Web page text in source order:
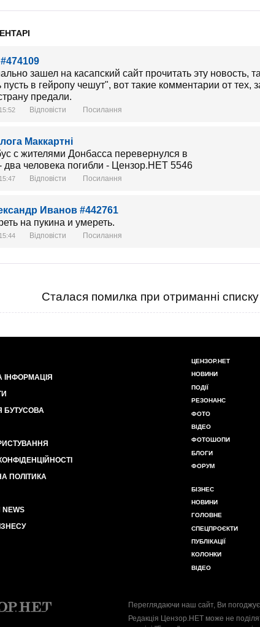
зашел на касапский сайт прочитать эту новость,
пусть в гейропу чешут", вот такие комментарии от тех,
предали.
Відповісти Посилання
Маккартні
Відповісти Посилання
Иванов #442761
на пукина и умереть.
Відповісти Посилання
Сталася помилка при отриманні списку
ІНФОРМАЦІЯ
БУТУСОВА
ПОЛІТИКА
NEWS
ЦЕНЗОР.НЕТ
НОВИНИ
ПОДІЇ
РЕЗОНАНС
ФОТО
ВІДЕО
ФОТОШОПИ
БЛОГИ
ФОРУМ
БІЗНЕС
НОВИНИ
ГОЛОВНЕ
СПЕЦПРОЄКТИ
ПУБЛІКАЦІЇ
КОЛОНКИ
ВІДЕО
Переглядаючи наш сайт, Ви
Редакція Цензор.НЕТ може не